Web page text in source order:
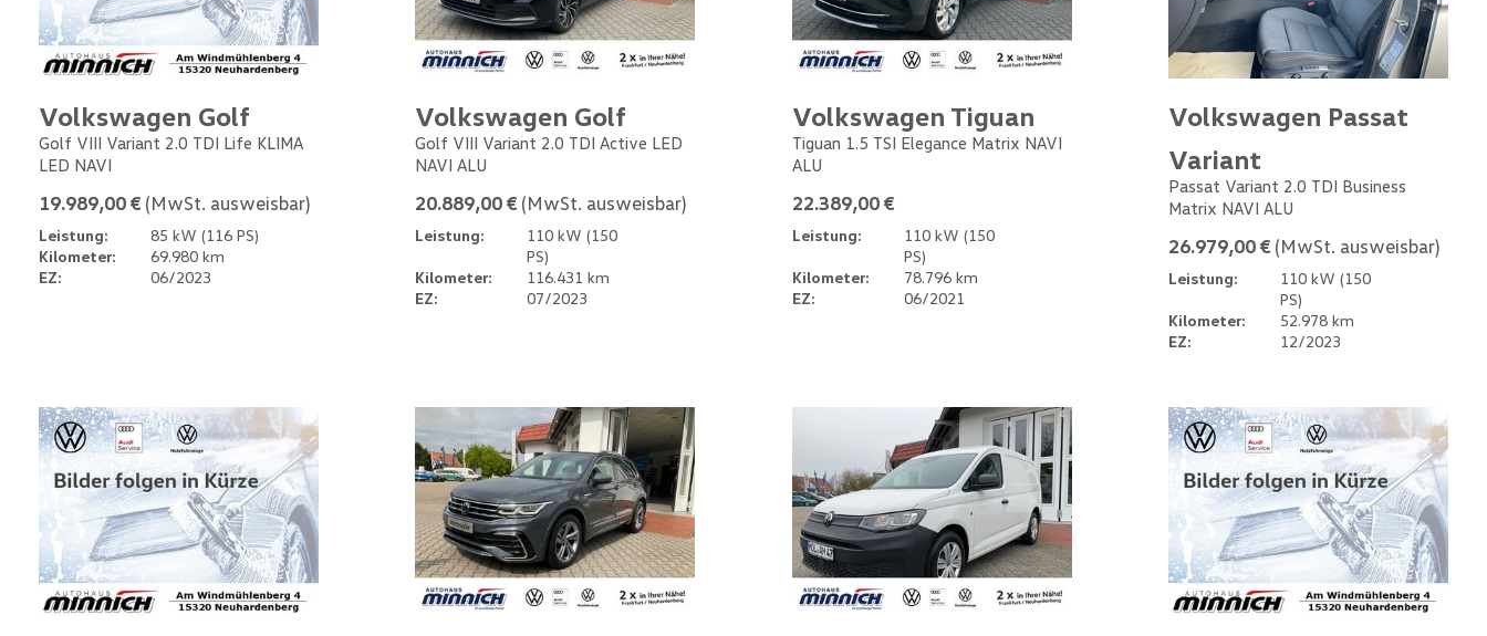
Volkswagen Golf
Golf VIII Variant 2.0 TDI Life KLIMA
LED NAVI
19.989,00 € (MwSt. ausweisbar)
Leistung:
85 kW (116 PS)
Kilometer:
69.980 km
EZ:
06/2023
Volkswagen Golf
Golf VIII Variant 2.0 TDI Active LED
NAVI ALU
20.889,00 € (MwSt. ausweisbar)
Leistung:
110 kW (150
PS)
Kilometer:
116.431 km
EZ:
07/2023
Volkswagen Tiguan
Tiguan 1.5 TSI Elegance Matrix NAVI
ALU
22.389,00 €
Leistung:
110 kW (150
PS)
Kilometer:
78.796 km
EZ:
06/2021
Volkswagen Passat
Variant
Passat Variant 2.0 TDI Business
Matrix NAVI ALU
26.979,00 € (MwSt. ausweisbar)
Leistung:
110 kW (150
PS)
Kilometer:
52.978 km
EZ:
12/2023